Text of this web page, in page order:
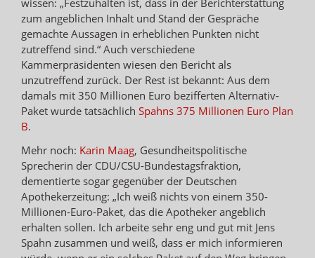
zum angeblichen Inhalt und Stand der Gespräche
gemachte Aussagen in erheblichen Punkten nicht
zutreffend sind.“ Auch verschiedene
Kammerpräsidenten wiesen den Bericht als
unzutreffend zurück. Der Rest ist bekannt: Aus dem
damals mit 350 Millionen Euro bezifferten Alternativ-
Paket wurde tatsächlich Spahns 375 Millionen Euro Plan
B.
Mehr noch: Karin Maag, Gesundheitspolitische
Sprecherin der CDU/CSU-Bundestagsfraktion,
dementierte sogar gegenüber der Deutschen
Apothekerzeitung: „Ich weiß nichts von einem 350-
Millionen-Euro-Paket, das die Apotheker angeblich
erhalten sollen. Ich arbeite sehr eng und gut mit Jens
Spahn zusammen und weiß, dass er mich informieren